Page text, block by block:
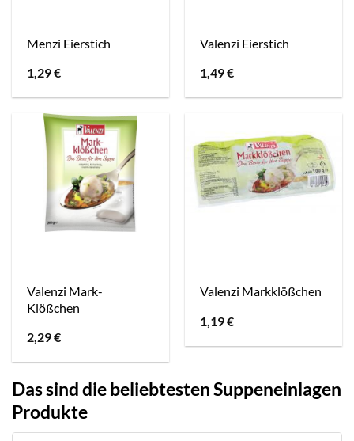
Menzi Eierstich
1,29€
Valenzi Eierstich
1,49€
Valenzi Mark-
Klößchen
2,29€
Valenzi Markklößchen
1,19€
Das sind die beliebtesten Suppeneinlagen
Produkte